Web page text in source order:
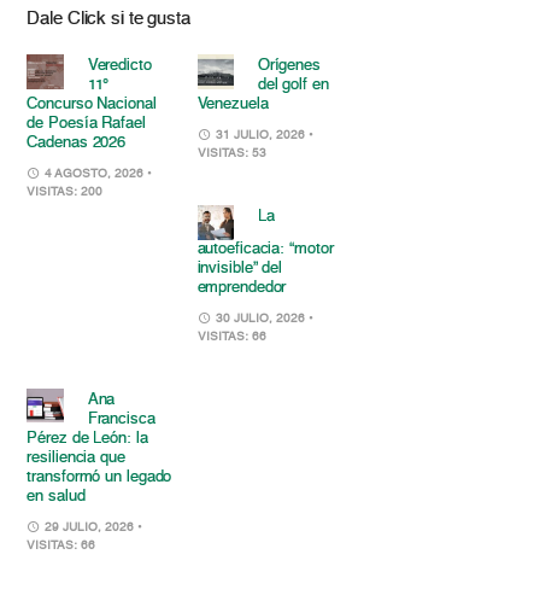
Dale Click si te gusta
Veredicto
11°
Concurso Nacional
de Poesía Rafael
Cadenas 2026
4 AGOSTO, 2026 •
VISITAS: 200
Orígenes
del golf en
Venezuela
31 JULIO, 2026 •
VISITAS: 53
La
autoeficacia: “motor
invisible” del
emprendedor
30 JULIO, 2026 •
VISITAS: 66
Ana
Francisca
Pérez de León: la
resiliencia que
transformó un legado
en salud
29 JULIO, 2026 •
VISITAS: 66